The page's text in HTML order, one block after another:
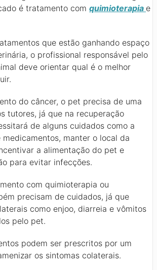
é tratamento com quimioterapia e
que estão ganhando espaço
o profissional responsável pelo
deve orientar qual é o melhor
do câncer, o pet precisa de uma
tutores, já que na recuperação
de alguns cuidados como a
manter o local da
a alimentação do pet e
para evitar infecções.
com quimioterapia ou
precisam de cuidados, já que
como enjoo, diarreia e vômitos
pelo pet.
podem ser prescritos por um
os sintomas colaterais.